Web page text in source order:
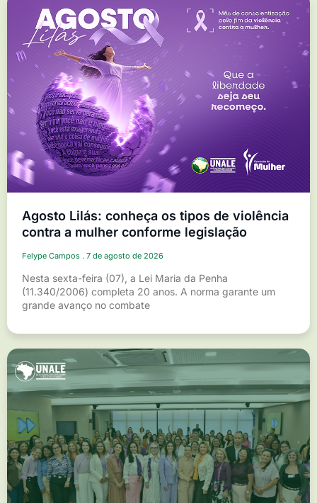
Agosto Lilás: conheça os tipos de violência
contra a mulher conforme legislação
Felype Campos 7 de agosto de 2026
Nesta sexta-feira (07), a Lei Maria da Penha
(11.340/2006) completa 20 anos. A norma garante um
grande avanço no combate